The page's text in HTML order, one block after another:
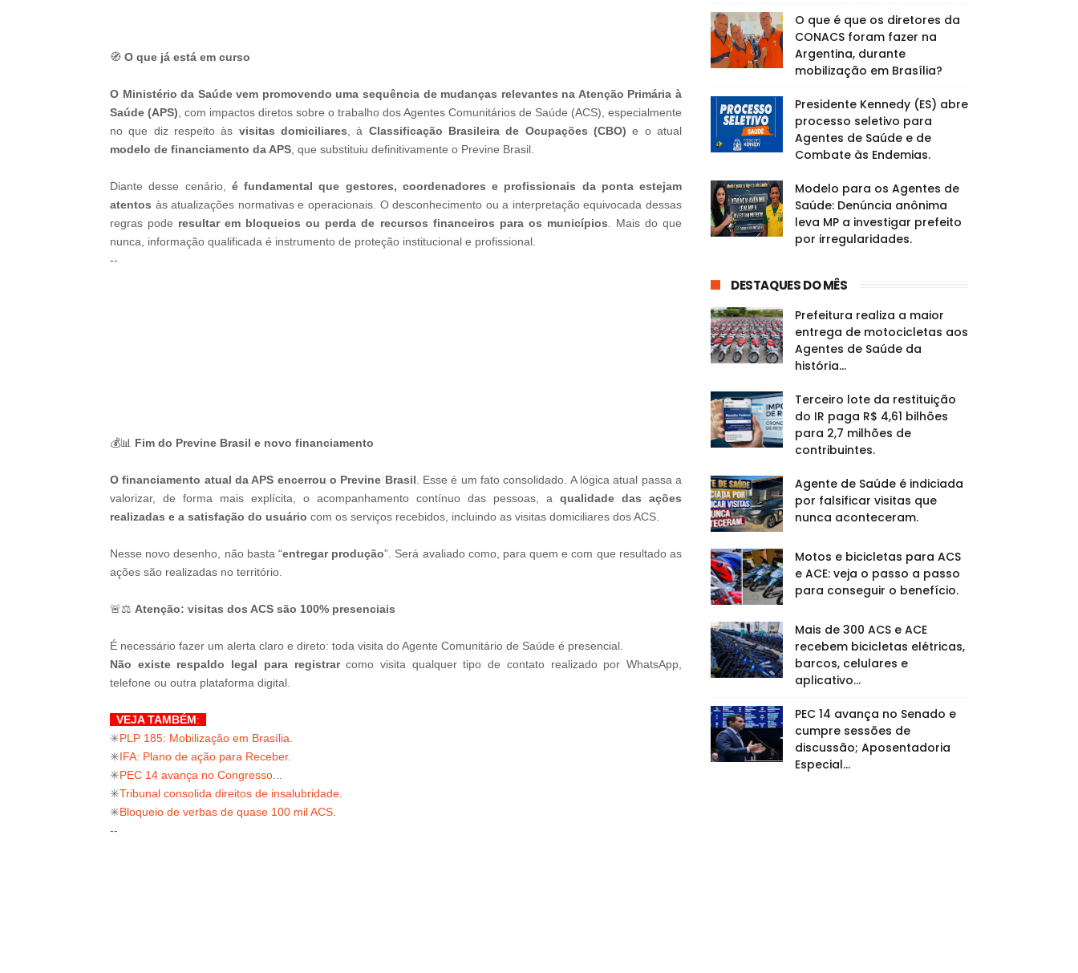
🧭 O que já está em curso
O Ministério da Saúde vem promovendo uma sequência de mudanças relevantes na Atenção Primária à
Saúde (APS) , com impactos diretos sobre o trabalho dos Agentes Comunitários de Saúde (ACS), especialmente
no que diz respeito às visitas domiciliares , à Classificação Brasileira de Ocupações (CBO) e o atual
modelo de financiamento da APS , que substituiu definitivamente o Previne Brasil.
Diante desse cenário, é fundamental que gestores, coordenadores e profissionais da ponta estejam
atentos às atualizações normativas e operacionais. O desconhecimento ou a interpretação equivocada dessas
regras pode resultar em bloqueios ou perda de recursos financeiros para os municípios . Mais do que
nunca, informação qualificada é instrumento de proteção institucional e profissional.
--
💰📊 Fim do Previne Brasil e novo financiamento
O financiamento atual da APS encerrou o Previne Brasil . Esse é um fato consolidado. A lógica atual passa a
valorizar, de forma mais explícita, o acompanhamento contínuo das pessoas, aqualidade das ações
realizadas e a satisfação do usuário com os serviços recebidos, incluindo as visitas domiciliares dos ACS.
Nesse novo desenho, não basta “entregar produção”. Será avaliado como, para quem e com que resultado as
ações são realizadas no território.
🚨⚖️ Atenção: visitas dos ACS são 100% presenciais
É necessário fazer um alerta claro e direto: toda visita do Agente Comunitário de Saúde é presencial.
Não existe respaldo legal para registrarcomo visita qualquer tipo de contato realizado por WhatsApp,
telefone ou outra plataforma digital.
VEJA TAMBÉM:
✳️PLP 185: Mobilização em Brasília
✳️IFA: Plano de ação para Receber.
✳️PEC 14 avança no Congresso
✳️Tribunal consolida direitos de insalubridade
✳️Bloqueio de verbas de quase 100 mil ACS
--
O que é que os diretores da
CONACS foram fazer na
Argentina, durante
mobilização em Brasília?
Presidente Kennedy (ES) abre
processo seletivo para
Agentes de Saúde e de
Combate às Endemias.
Modelo para os Agentes de
Saúde: Denúncia anônima
leva MP a investigar prefeito
por irregularidades.
DESTAQUES DO MÊS
Prefeitura realiza a maior
entrega de motocicletas aos
Agentes de Saúde da
história...
Terceiro lote da restituição
do IR paga R$ 4,61 bilhões
para 2,7 milhões de
contribuintes.
Agente de Saúde é indiciada
por falsificar visitas que
nunca aconteceram.
Motos e bicicletas para ACS
e ACE: veja o passo a passo
para conseguir o benefício.
Mais de 300 ACS e ACE
recebem bicicletas elétricas,
barcos, celulares e
aplicativo...
PEC 14 avança no Senado e
cumpre sessões de
discussão; Aposentadoria
Especial...